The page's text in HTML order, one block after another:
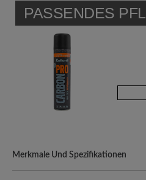
PASSENDES
Merkmale Und Spezifikationen